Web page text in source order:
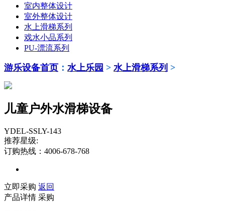
室内整体设计
室外整体设计
水上滑梯系列
戏水小品系列
PU-漂流系列
游乐设备首页 ： 水上乐园 > 水上滑梯系列 >
儿童户外水滑梯设备
YDEL-SSLY-143
推荐星级:
订购热线：4006-678-768
立即采购 返回
产品详情 采购